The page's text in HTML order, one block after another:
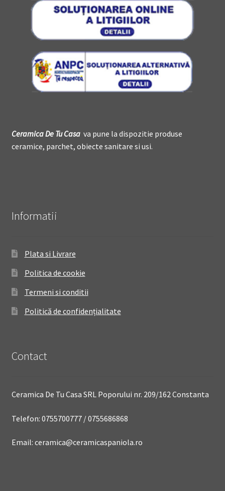
Ceramica DeTu Casava pune la dispozitie produse
ceramice, parchet, obiecte sanitare si usi.
Informatii
Plata si Livrare
Politica de cookie
Termeni si conditii
Politică de confidențialitate
Contact
Ceramica De Tu Casa SRL Poporului nr. 209/162 Constanta
Telefon: 0755700777 / 0755686868
Email: ceramica@ceramicaspaniola.ro